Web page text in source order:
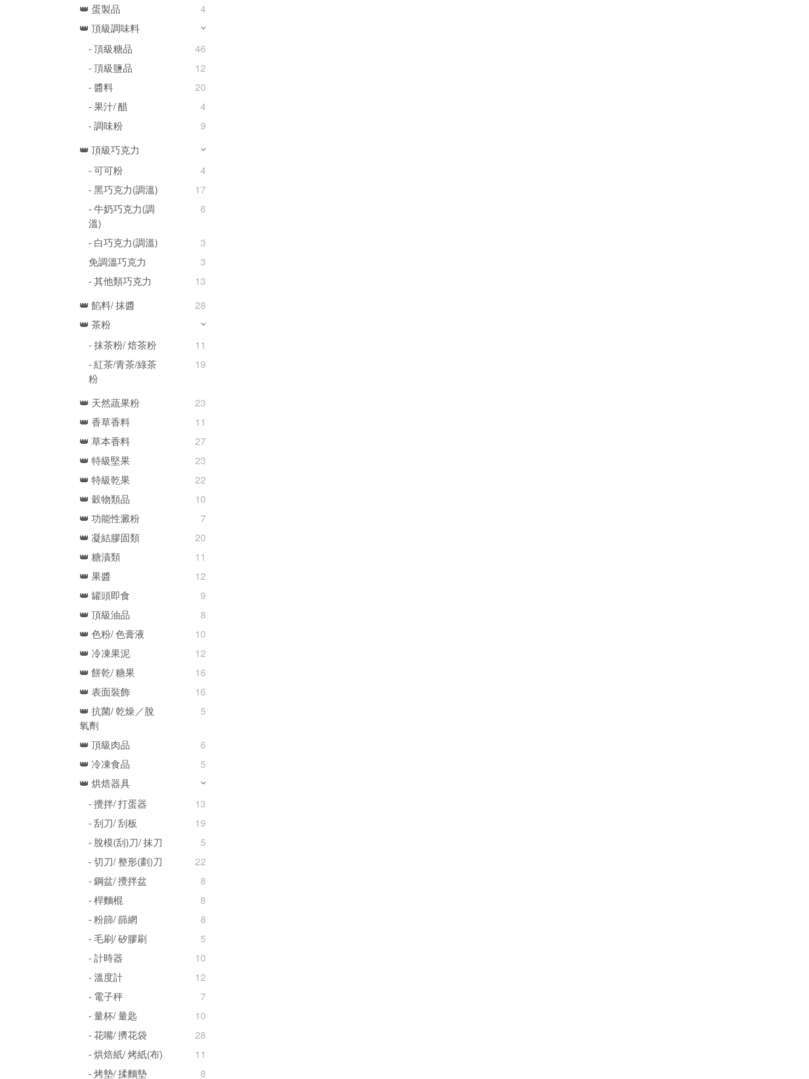
👑 蛋製品
4
👑 頂級調味料
- 頂級糖品
46
- 頂級鹽品
12
- 醬料
20
- 果汁/ 醋
4
- 調味粉
9
👑 頂級巧克力
- 可可粉
4
- 黑巧克力(調溫)
17
- 牛奶巧克力(調
溫)
6
- 白巧克力(調溫)
3
免調溫巧克力
3
- 其他類巧克力
13
👑 餡料/ 抹醬
28
👑 茶粉
- 抹茶粉/ 焙茶粉
11
- 紅茶/青茶/綠茶
粉
19
👑 天然蔬果粉
23
👑 香草香料
11
👑 草本香料
27
👑 特級堅果
23
👑 特級乾果
22
👑 穀物類品
10
👑 功能性澱粉
7
👑 凝結膠固類
20
👑 糖漬類
11
👑 果醬
12
👑 罐頭即食
9
👑 頂級油品
8
👑 色粉/ 色膏液
10
👑 冷凍果泥
12
👑 餅乾/ 糖果
16
👑 表面裝飾
16
👑 抗菌/ 乾燥／脫
氧劑
5
👑 頂級肉品
6
👑 冷凍食品
5
👑 烘焙器具
- 攪拌/ 打蛋器
13
- 刮刀/ 刮板
19
- 脫模(刮)刀/ 抹刀
5
- 切刀/ 整形(劃)刀
22
- 鋼盆/ 攪拌盆
8
- 桿麵棍
8
- 粉篩/ 篩網
8
- 毛刷/ 矽膠刷
5
- 計時器
10
- 溫度計
12
- 電子秤
7
- 量杯/ 量匙
10
- 花嘴/ 擠花袋
28
- 烘焙紙/ 烤紙(布)
11
- 烤墊/ 揉麵墊
8